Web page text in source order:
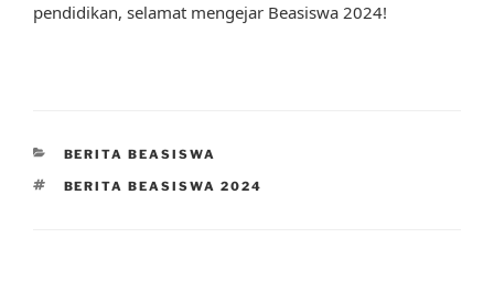
pendidikan, selamat mengejar Beasiswa 2024!
CATEGORIES
BERITA BEASISWA
TAGS
BERITA BEASISWA 2024